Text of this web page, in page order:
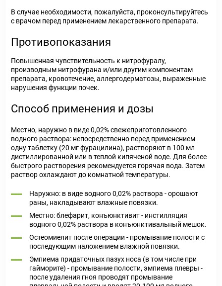
В случае необходимости, пожалуйста, проконсультируйтесь
с врачом перед применением лекарственного препарата.
Противопоказания
Повышенная чувствительность к нитрофуралу,
производным нитрофурана и/или другим компонентам
препарата, кровотечение, аллергодерматозы, выраженные
нарушения функции почек.
Способ применения и дозы
Местно, наружно в виде 0,02% свежеприготовленного
водного раствора: непосредственно перед применением
одну таблетку (20 мг фурацилина), растворяют в 100 мл
дистиллированной или в теплой кипяченой воде. Для более
быстрого растворения рекомендуется горячая вода. Затем
раствор охлаждают до комнатной температуры.
Наружно: в виде водного 0,02% раствора - орошают
раны, накладывают влажные повязки.
Местно: блефарит, конъюнктивит - инстилляция
водного 0,02% раствора в конъюнктивальный мешок.
Остеомиелит после операции - промывание полости с
последующим наложением влажной повязки.
Эмпиема придаточных пазух носа (в том числе при
гайморите) - промывание полости, эмпиема плевры -
после удаления гноя проводят промывание